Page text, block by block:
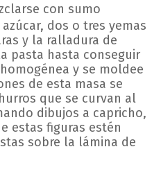
con sumo
dos o tres yemas
y la ralladura de
pasta hasta conseguir
y se moldee
de esta masa se
que se curvan al
dibujos a capricho,
estas figuras estén
sobre la lámina de